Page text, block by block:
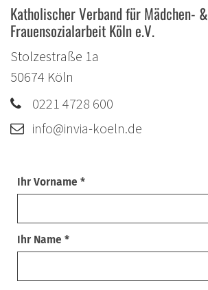
Ihr Vorname *
Ihr Name *
Katholischer Verband für Mädchen- &
Frauensozialarbeit Köln e.V.
Stolzestraße 1a
50674 Köln
0221 4728 600
info@invia-koeln.de